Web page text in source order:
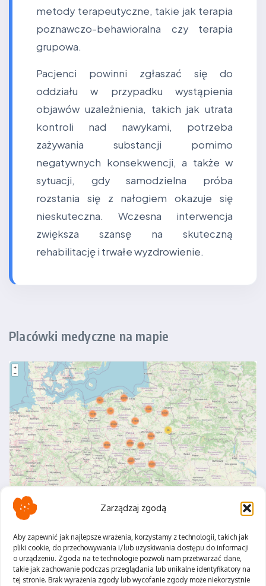
Zarządzaj zgodą
Aby zapewnić jak najlepsze wrażenia, korzystamy z technologii, takich jak
pliki cookie, do przechowywania i/lub uzyskiwania dostępu do informacji
o urządzeniu. Zgoda na te technologie pozwoli nam przetwarzać dane,
takie jak zachowanie podczas przeglądania lub unikalne identyfikatory na
tej stronie. Brak wyrażenia zgody lub wycofanie zgody może niekorzystnie
metody terapeutyczne, takie jak terapia
poznawczo-behawioralna czy terapia
grupowa.
Pacjenci powinni zgłaszać się do
oddziału w przypadku wystąpienia
objawów uzależnienia, takich jak utrata
kontroli nad nawykami, potrzeba
zażywania substancji pomimo
negatywnych konsekwencji, a także w
sytuacji, gdy samodzielna próba
rozstania się z nałogiem okazuje się
nieskuteczna. Wczesna interwencja
zwiększa szansę na skuteczną
rehabilitację i trwałe wyzdrowienie.
Placówki medyczne na mapie
Polityka Prywatności
Regulamin